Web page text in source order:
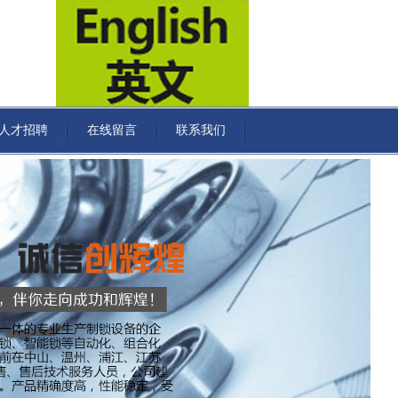
才招聘 在线留言 联系我们